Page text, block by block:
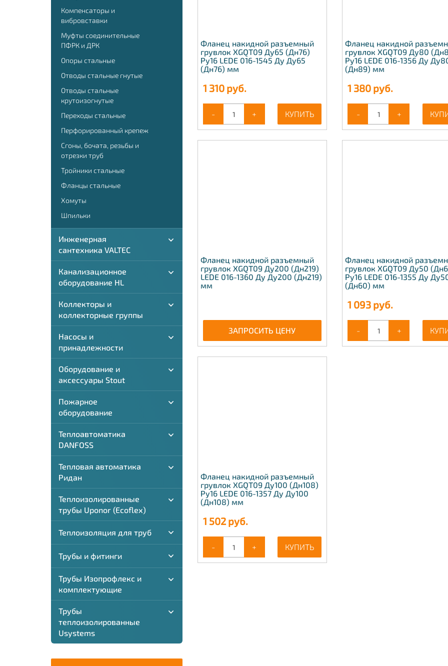
Компенсаторы и
вибровставки
Муфты соединительные
ПФРК и ДРК
Опоры стальные
Отводы стальные гнутые
Отводы стальные
крутоизогнутые
Переходы стальные
Перфорированный крепеж
Сгоны, бочата, резьбы и
отрезки труб
Тройники стальные
Фланцы стальные
Хомуты
Шпильки
Инженерная
сантехника VALTEC
Канализационное
оборудование HL
Коллекторы и
коллекторные группы
Насосы и
принадлежности
Оборудование и
аксессуары Stout
Пожарное
оборудование
Теплоавтоматика
DANFOSS
Тепловая автоматика
Ридан
Теплоизолированные
трубы Uponor (Ecoflex)
Теплоизоляция для труб
Трубы и фитинги
Трубы Изопрофлекс и
комплектующие
Трубы
теплоизолированные
Usystems
Фланец накидной разъемный
грувлок XGQT09 Ду65 (Дн76)
Ру16 LEDE 016-1545 Ду Ду65
(Дн76) мм
1 310руб.
- + КУПИТЬ
Фланец накидной
грувлок XGQT09 Ду80
Ру16 LEDE 016-1356 Ду
(Дн89) мм
1 380 руб.
- +
Фланец накидной разъемный
грувлок XGQT09 Ду200 (Дн219)
LEDE 016-1360 Ду Ду200 (Дн219)
мм
ЗАПРОСИТЬ ЦЕНУ
Фланец накидной
грувлок XGQT09 Ду50
Ру16 LEDE 016-1355 Ду
(Дн60) мм
1 093 руб.
- +
Фланец накидной разъемный
грувлок XGQT09 Ду100 (Дн108)
Ру16 LEDE 016-1357 Ду Ду100
(Дн108) мм
1 502руб.
- + КУПИТЬ